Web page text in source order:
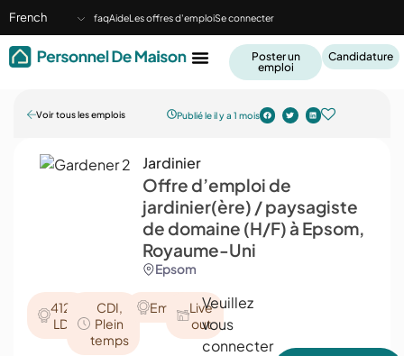
French faqAideLes offres d'emploiSe connecter
Poster un
emploi
Candidature
Voir tous les emplois Publié le il y a 1 mois
Jardinier
Offre d’emploi de
jardinier(ère) / paysagiste
de domaine (H/F) à Epsom,
Royaume-Uni
Epsom
4123
LDR
CDI,
Plein
temps
Employé
Live
out
Veuillez
vous
connecter